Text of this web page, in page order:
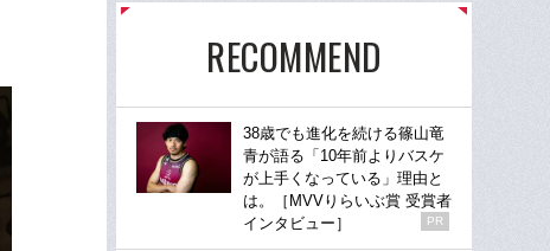
RECOMMEND
38歳でも進化を続ける篠山竜
青が語る「10年前よりバスケ
が上手くなっている」理由と
は。［MVVりらいぶ賞 受賞者
インタビュー］
PR